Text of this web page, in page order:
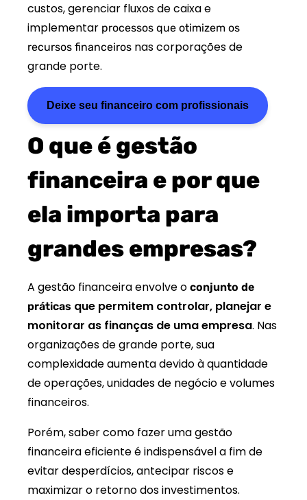
custos, gerenciar fluxos de caixa e
implementar processos que otimizem os
recursos financeiros nas corporações de
grande porte.
Deixe seu financeiro com profissionais
O que é gestão
financeira e por que
ela importa para
grandes empresas?
A gestão financeira envolve o conjunto de
práticas que permitem controlar, planejar e
monitorar as finanças de uma empresa. Nas
organizações de grande porte, sua
complexidade aumenta devido à quantidade
de operações, unidades de negócio e volumes
financeiros.
Porém, saber como fazer uma gestão
financeira eficiente é indispensável a fim de
evitar desperdícios, antecipar riscos e
maximizar o retorno dos investimentos.